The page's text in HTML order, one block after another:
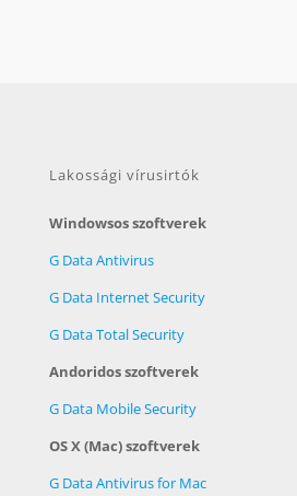
Lakossági vírusirtók
Windowsos szoftverek
G Data Antivirus
G Data Internet Security
G Data Total Security
Andoridos szoftverek
G Data Mobile Security
OS X (Mac) szoftverek
G Data Antivirus for Mac